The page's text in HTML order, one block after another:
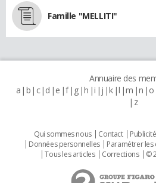
Famille "MELLITI"
Annuaire des
a b c d e f g h i j k l m n o
z
Qui sommes nous Contact Publicité
Données personnelles
Paramétrer les
Tous les articles
Corrections ©